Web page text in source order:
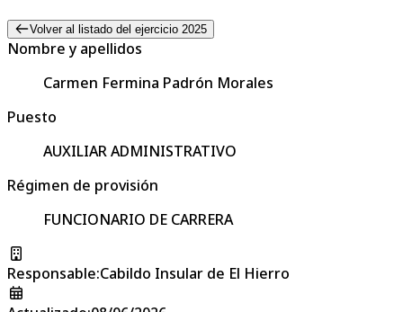
Volver al listado del ejercicio 2025
Nombre y apellidos
Carmen Fermina Padrón Morales
Puesto
AUXILIAR ADMINISTRATIVO
Régimen de provisión
FUNCIONARIO DE CARRERA
Responsable:Cabildo Insular de El Hierro